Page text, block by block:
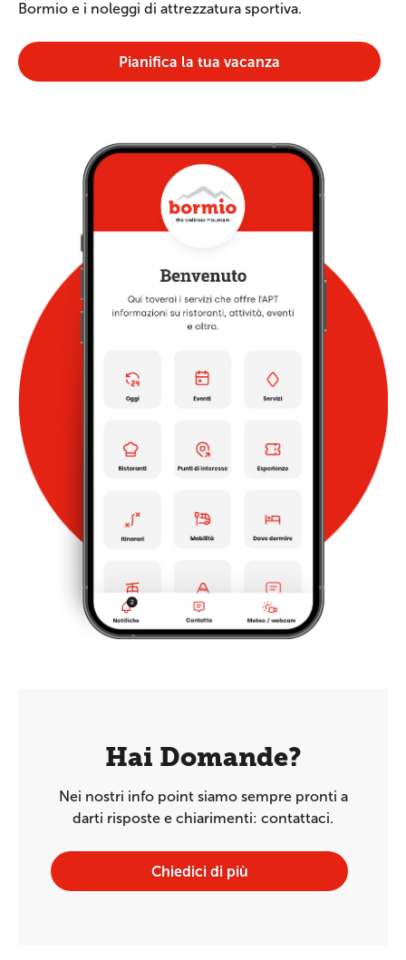
Bormio e i noleggi di attrezzatura sportiva.
Pianifica la tua vacanza
Hai Domande?
Nei nostri info point siamo sempre pronti a
darti risposte e chiarimenti: contattaci.
Chiedici di più